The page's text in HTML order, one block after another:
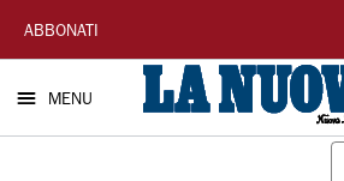
La
Nuova
Sardegna
ABBONATI
MENU